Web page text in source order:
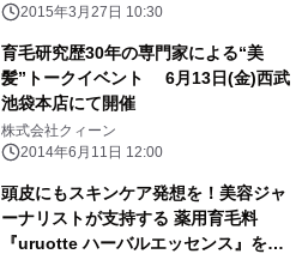
って、さらに美しく華やかに！ ～
2015年3月27日 10:30
育毛研究歴30年の専門家による“美
髪”トークイベント 6月13日(金)西武
池袋本店にて開催
株式会社クィーン
2014年6月11日 12:00
頭皮にもスキンケア発想を！美容ジャ
ーナリストが支持する 薬用育毛料
『uruotte ハーバルエッセンス』を発